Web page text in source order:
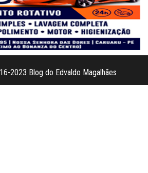
2023 Blog do Edvaldo Magalhães